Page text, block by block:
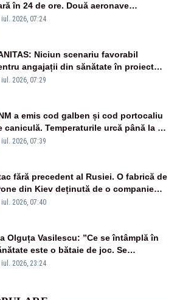
în 24 de ore. Două aeronave
britanice au fost ridicate de la
iul. 2026, 07:24
Niciun scenariu favorabil
angajații din sănătate în proiectul
salarizării
iul. 2026, 07:29
a emis cod galben și cod portocaliu
caniculă. Temperaturile urcă până la 38
grade, iar nopțile devin tropicale
iul. 2026, 07:39
fără precedent al Rusiei. O fabrică de
din Kiev deținută de o companie
distrusă de o rachetă
iul. 2026, 07:40
Olguța Vasilescu: ”Ce se întâmplă în
este o bătaie de joc. Se
extraordinar de prost”
iul. 2026, 23:24